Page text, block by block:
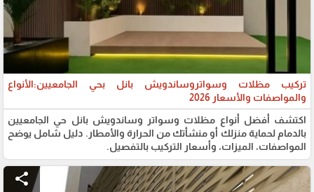
تركيب مظلات وسواتروساندويش بانل بحي الجامعيين:الأنواع
والمواصفات والأسعار 2026
اكتشف أفضل أنواع مظلات وسواتر وساندويش بانل حي الجامعيين
بالدمام لحماية منزلك أو منشأتك من الحرارة والأمطار. دليل شامل يوضح
المواصفات، الميزات، وأسعار التركيب بالتفصيل.
share